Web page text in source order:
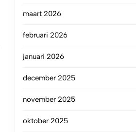
maart 2026
februari 2026
januari 2026
december 2025
november 2025
oktober 2025